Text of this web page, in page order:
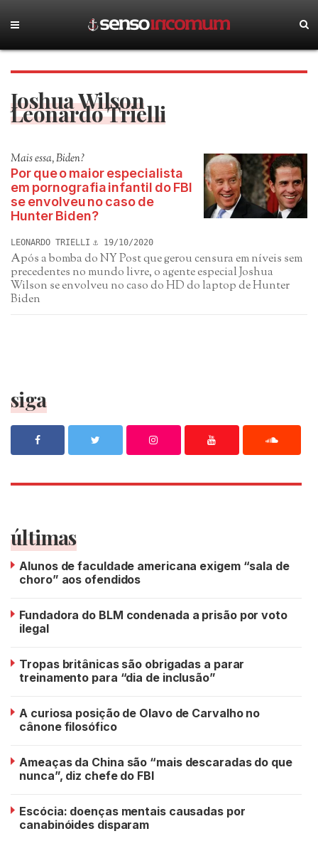
Joshua Wilson
Leonardo Trielli
Mais essa, Biden?
Por que o maior especialista
em pornografia infantil do FBI
se envolveu no caso de
Hunter Biden?
LEONARDO TRIELLI 19/10/2020
Após a bomba do NY Post que gerou censura em níveis sem
precedentes no mundo livre, o agente especial Joshua
Wilson se envolveu no caso do HD do laptop de Hunter
Biden
siga
últimas
Alunos de faculdade americana exigem “sala de
choro” aos ofendidos
Fundadora do BLM condenada a prisão por voto
ilegal
Tropas britânicas são obrigadas a parar
treinamento para “dia de inclusão”
A curiosa posição de Olavo de Carvalho no
cânone filosófico
Ameaças da China são “mais descaradas do que
nunca”, diz chefe do FBI
Escócia: doenças mentais causadas por
canabinóides disparam